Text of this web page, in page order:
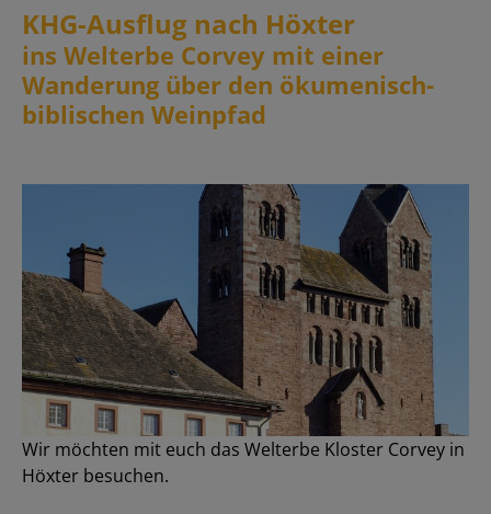
KHG-Ausflug nach Höxter
ins Welterbe Corvey mit einer
Wanderung über den ökumenisch-
biblischen Weinpfad
Wir möchten mit euch das Welterbe Kloster Corvey in
Höxter besuchen.